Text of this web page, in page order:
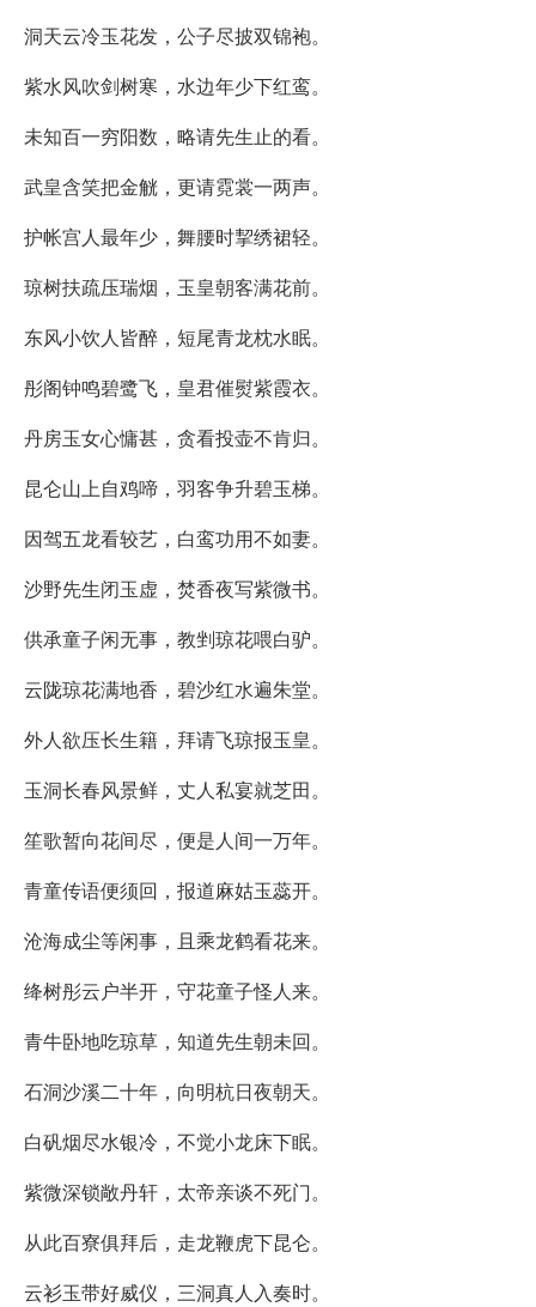
洞天云冷玉花发，公子尽披双锦袍。
紫水风吹剑树寒，水边年少下红鸾。
未知百一穷阳数，略请先生止的看。
武皇含笑把金觥，更请霓裳一两声。
护帐宫人最年少，舞腰时挈绣裙轻。
琼树扶疏压瑞烟，玉皇朝客满花前。
东风小饮人皆醉，短尾青龙枕水眠。
彤阁钟鸣碧鹭飞，皇君催熨紫霞衣。
丹房玉女心慵甚，贪看投壶不肯归。
昆仑山上自鸡啼，羽客争升碧玉梯。
因驾五龙看较艺，白鸾功用不如妻。
沙野先生闭玉虚，焚香夜写紫微书。
供承童子闲无事，教剉琼花喂白驴。
云陇琼花满地香，碧沙红水遍朱堂。
外人欲压长生籍，拜请飞琼报玉皇。
玉洞长春风景鲜，丈人私宴就芝田。
笙歌暂向花间尽，便是人间一万年。
青童传语便须回，报道麻姑玉蕊开。
沧海成尘等闲事，且乘龙鹤看花来。
绛树彤云户半开，守花童子怪人来。
青牛卧地吃琼草，知道先生朝未回。
石洞沙溪二十年，向明杭日夜朝天。
白矾烟尽水银冷，不觉小龙床下眠。
紫微深锁敞丹轩，太帝亲谈不死门。
从此百寮俱拜后，走龙鞭虎下昆仑。
云衫玉带好威仪，三洞真人入奏时。